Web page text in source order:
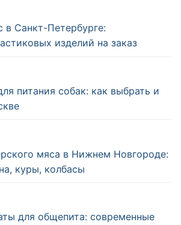
в Санкт-Петербурге:
изделий на заказ
питания собак: как выбрать и
мяса в Нижнем Новгороде:
куры, колбасы
для общепита: современные